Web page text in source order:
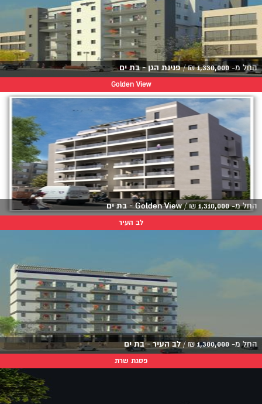
החל מ-1,330,000
₪
/פנינת הגן - בת ים
Golden View
החל מ-1,310,000
₪
/Golden View - בת ים
לב העיר
החל מ- 1,300,000
₪
/ לב העיר - בת ים
פסגת שרת